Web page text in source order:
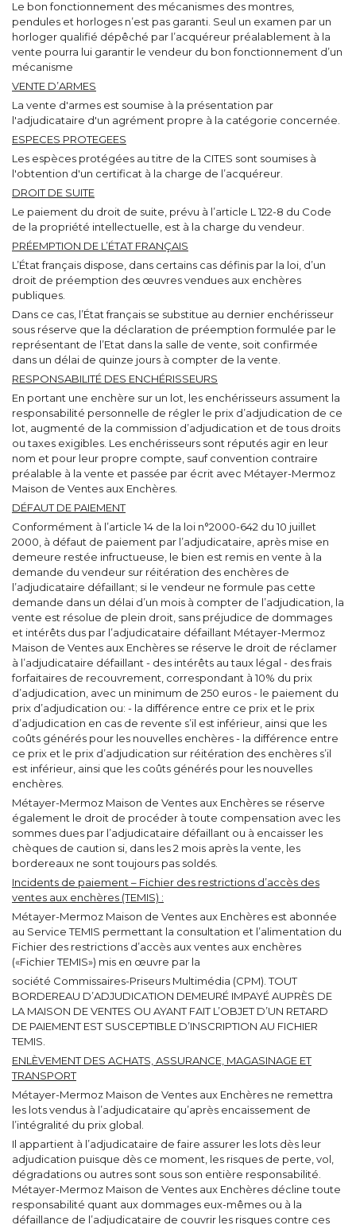
Le bon fonctionnement des mécanismes des montres,
pendules et horloges n’est pas garanti. Seul un examen par un
horloger qualifié dépêché par l’acquéreur préalablement à la
vente pourra lui garantir le vendeur du bon fonctionnement d’un
mécanisme
VENTE D’ARMES
La vente d'armes est soumise à la présentation par
l'adjudicataire d'un agrément propre à la catégorie concernée.
ESPECES PROTEGEES
Les espèces protégées au titre de la CITES sont soumises à
l'obtention d'un certificat à la charge de l’acquéreur.
DROIT DE SUITE
Le paiement du droit de suite, prévu à l’article L 122-8 du Code
de la propriété intellectuelle, est à la charge du vendeur.
PRÉEMPTION DE L’ÉTAT FRANÇAIS
L’État français dispose, dans certains cas définis par la loi, d’un
droit de préemption des œuvres vendues aux enchères
publiques.
Dans ce cas, l’État français se substitue au dernier enchérisseur
sous réserve que la déclaration de préemption formulée par le
représentant de l’Etat dans la salle de vente, soit confirmée
dans un délai de quinze jours à compter de la vente.
RESPONSABILITÉ DES ENCHÉRISSEURS
En portant une enchère sur un lot, les enchérisseurs assument la
responsabilité personnelle de régler le prix d’adjudication de ce
lot, augmenté de la commission d’adjudication et de tous droits
ou taxes exigibles. Les enchérisseurs sont réputés agir en leur
nom et pour leur propre compte, sauf convention contraire
préalable à la vente et passée par écrit avec Métayer-Mermoz
Maison de Ventes aux Enchères.
DÉFAUT DE PAIEMENT
Conformément à l’article 14 de la loi n°2000-642 du 10 juillet
2000, à défaut de paiement par l’adjudicataire, après mise en
demeure restée infructueuse, le bien est remis en vente à la
demande du vendeur sur réitération des enchères de
l’adjudicataire défaillant; si le vendeur ne formule pas cette
demande dans un délai d’un mois à compter de l’adjudication, la
vente est résolue de plein droit, sans préjudice de dommages
et intérêts dus par l’adjudicataire défaillant Métayer-Mermoz
Maison de Ventes aux Enchères se réserve le droit de réclamer
à l’adjudicataire défaillant - des intérêts au taux légal - des frais
forfaitaires de recouvrement, correspondant à 10% du prix
d’adjudication, avec un minimum de 250 euros - le paiement du
prix d’adjudication ou: - la différence entre ce prix et le prix
d’adjudication en cas de revente s’il est inférieur, ainsi que les
coûts générés pour les nouvelles enchères - la différence entre
ce prix et le prix d’adjudication sur réitération des enchères s’il
est inférieur, ainsi que les coûts générés pour les nouvelles
enchères.
Métayer-Mermoz Maison de Ventes aux Enchères se réserve
également le droit de procéder à toute compensation avec les
sommes dues par l’adjudicataire défaillant ou à encaisser les
chèques de caution si, dans les 2 mois après la vente, les
bordereaux ne sont toujours pas soldés.
Incidents de paiement – Fichier des restrictions d’accès des
ventes aux enchères (TEMIS) :
Métayer-Mermoz Maison de Ventes aux Enchères est abonnée
au Service TEMIS permettant la consultation et l’alimentation du
Fichier des restrictions d’accès aux ventes aux enchères
(«Fichier TEMIS») mis en œuvre par la
société Commissaires-Priseurs Multimédia (CPM). TOUT
BORDEREAU D’ADJUDICATION DEMEURÉ IMPAYÉ AUPRÈS DE
LA MAISON DE VENTES OU AYANT FAIT L’OBJET D’UN RETARD
DE PAIEMENT EST SUSCEPTIBLE D’INSCRIPTION AU FICHIER
TEMIS.
ENLÈVEMENT DES ACHATS, ASSURANCE, MAGASINAGE ET
TRANSPORT
Métayer-Mermoz Maison de Ventes aux Enchères ne remettra
les lots vendus à l’adjudicataire qu’après encaissement de
l’intégralité du prix global.
Il appartient à l’adjudicataire de faire assurer les lots dès leur
adjudication puisque dès ce moment, les risques de perte, vol,
dégradations ou autres sont sous son entière responsabilité.
Métayer-Mermoz Maison de Ventes aux Enchères décline toute
responsabilité quant aux dommages eux-mêmes ou à la
défaillance de l’adjudicataire de couvrir les risques contre ces